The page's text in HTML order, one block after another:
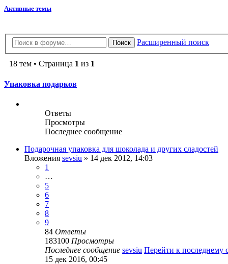
Активные темы
Поиск Расширенный поиск
18 тем • Страница 1 из 1
Упаковка подарков
Ответы
Просмотры
Последнее сообщение
Подарочная упаковка для шоколада и других сладостей
Вложения sevsiu » 14 дек 2012, 14:03
1
…
5
6
7
8
9
84 Ответы
183100 Просмотры
Последнее сообщение sevsiu Перейти к последнему
15 дек 2016, 00:45